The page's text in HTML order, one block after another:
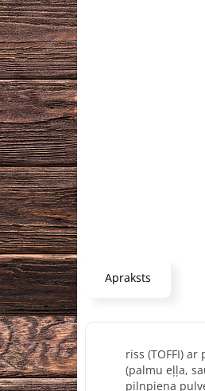
Apraksts
riss (TOFFI)
(palmu eļļa,
pilnpiena